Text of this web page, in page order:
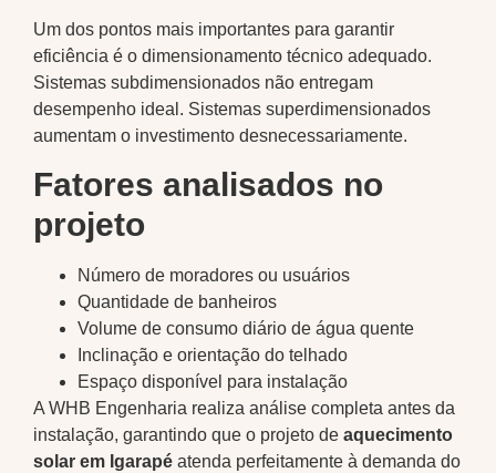
Um dos pontos mais importantes para garantir
eficiência é o dimensionamento técnico adequado.
Sistemas subdimensionados não entregam
desempenho ideal. Sistemas superdimensionados
aumentam o investimento desnecessariamente.
Fatores analisados no
projeto
Número de moradores ou usuários
Quantidade de banheiros
Volume de consumo diário de água quente
Inclinação e orientação do telhado
Espaço disponível para instalação
A WHB Engenharia realiza análise completa antes da
instalação, garantindo que o projeto de aquecimento
solar em Igarapé atenda perfeitamente à demanda do